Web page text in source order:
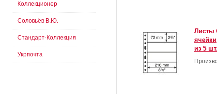
Листы
из 5
Коллекционер
Соловьёв В.Ю.
Стандарт-Коллекция
Укрпочта